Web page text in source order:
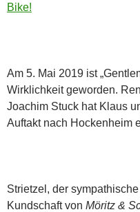
Bike!
Am 5. Mai 2019 ist
Wirklichkeit geworden.
Joachim Stuck hat Klaus
Auftakt nach Hockenheim
Strietzel, der
Kundschaft von Möritz &